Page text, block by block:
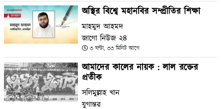
অস্থির বিশ্বে মহানবির সম্প্রীতির শিক্ষা
মাহমুদ আহমদ
জাগো নিউজ ২৪
৩ ঘণ্টা, ৩৩ মিনিট আগে
আমাদের কালের নায়ক : লাল রক্তের
প্রতীক
সলিমুল্লাহ খান
যুগান্তর